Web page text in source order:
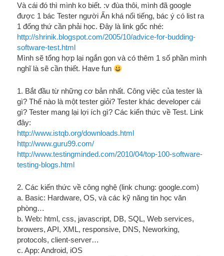
Và cái đó thì mình ko biết. :v đùa thôi, mình đã google
được 1 bác Tester người Ấn khá nổi tiếng, bác ý có list ra
1 đống thứ cần phải học. Đây là link gốc nhé:
http://shrinik.blogspot.com/2005/10/advice-for-budding-
software-test.html
Mình sẽ tổng hợp lại ngắn gọn và có thêm 1 số phần mình
nghĩ là sẽ cần thiết. Have fun
1. Bắt đầu từ những cơ bản nhất. Công việc của tester là
gì? Thế nào là một tester giỏi? Tester khác developer cái
gì? Tester mang lại lợi ích gì? Các kiến thức về Test. Link
đây:
http://www.istqb.org/downloads.html
http://www.guru99.com/
http://www.testingminded.com/2010/04/top-100-software-
testing-blogs.html
2. Các kiến thức về công nghệ (link chung: google.com)
a. Basic: Hardware, OS, và các kỹ năng tin học văn
phòng…
b. Web: html, css, javascript, DB, SQL, Web services,
browers, API, XML, responsive, DNS, Neworking,
protocols, client-server…
c. App: Android, iOS